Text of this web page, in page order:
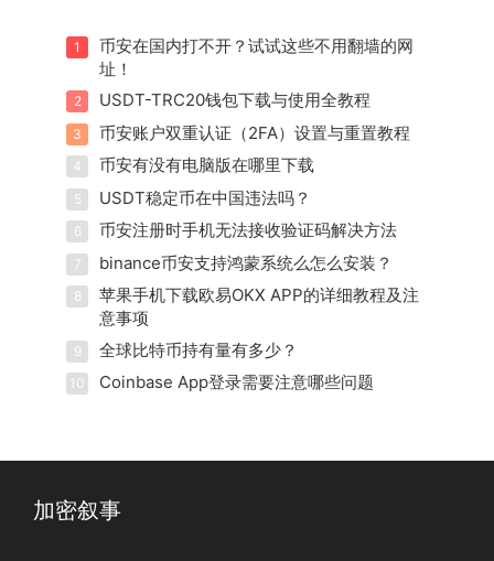
1
币安在国内打不开？试试这些不用翻墙的网
址！
2 USDT-TRC20钱包下载与使用全教程
3 币安账户双重认证（2FA）设置与重置教程
4 币安有没有电脑版在哪里下载
5 USDT稳定币在中国违法吗？
6 币安注册时手机无法接收验证码解决方法
7 binance币安支持鸿蒙系统么怎么安装？
8
苹果手机下载欧易OKX APP的详细教程及注
意事项
9 全球比特币持有量有多少？
10 Coinbase App登录需要注意哪些问题
加密叙事